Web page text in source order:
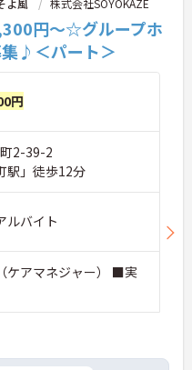
らも、苦手分
てしっかりと
れています。
ト等、さらに
談ください！
円～☆グループホ
♪＜パート＞
円
2-39-2
駅」徒歩12分
ルバイト
ケアマネジャー） ■実